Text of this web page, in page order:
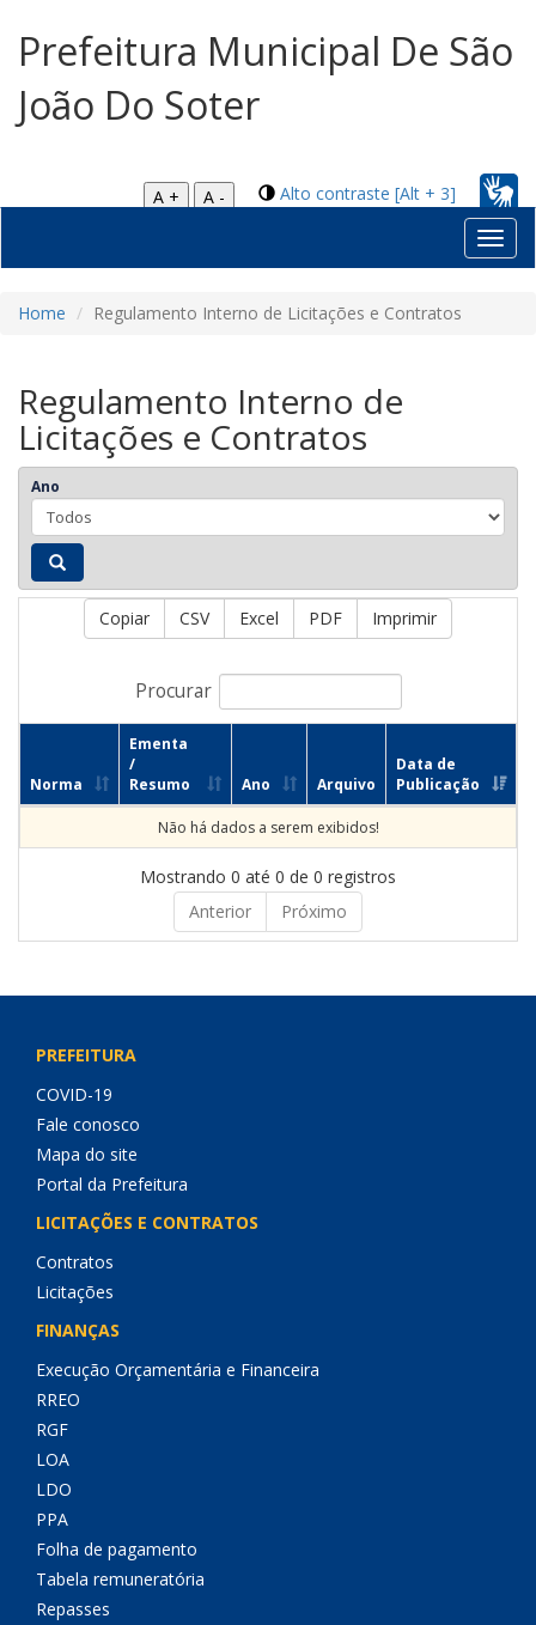
Prefeitura Municipal De São
João Do Soter
Alto contraste [Alt + 3]
A +
A -
Home Regulamento Interno de Licitações e Contratos
Regulamento Interno de
Licitações e Contratos
Ano
Copiar CSV Excel PDF Imprimir
Procurar
Norma
Ementa
/
Resumo
Ano Arquivo
Data de
Publicação
Não há dados a serem exibidos!
Mostrando 0 até 0 de 0 registros
Anterior
Próximo
PREFEITURA
COVID-19
Fale conosco
Mapa do site
Portal da Prefeitura
LICITAÇÕES E CONTRATOS
Contratos
Licitações
FINANÇAS
Execução Orçamentária e Financeira
RREO
RGF
LOA
LDO
PPA
Folha de pagamento
Tabela remuneratória
Repasses